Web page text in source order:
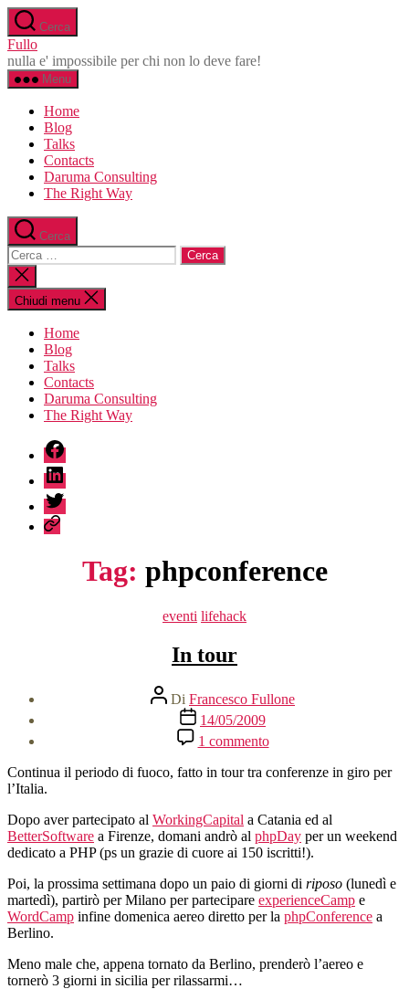
Salta
al
contenuto
Cerca
Fullo
nulla e' impossibile per chi non lo deve fare!
Menu
Home
Blog
Talks
Contacts
Daruma Consulting
The Right Way
Cerca
Cerca:
Chiudi
la
ricerca
Chiudi menu
Home
Blog
Talks
Contacts
Daruma Consulting
The Right Way
fb
linkedin
twitter
sessionize
Tag: phpconference
Categorie
eventi lifehack
In tour
Autore
articolo
Di Francesco Fullone
Data
dell'articolo
14/05/2009
1 commentosu
In
tour
Continua il periodo di fuoco, fatto in tour tra conferenze in giro per
l’Italia.
Dopo aver partecipato al WorkingCapital a Catania ed al
BetterSoftware a Firenze, domani andrò al phpDay per un weekend
dedicato a PHP (ps un grazie di cuore ai 150 iscritti!).
Poi, la prossima settimana dopo un paio di giorni di riposo (lunedì e
martedì), partirò per Milano per partecipare experienceCamp e
WordCamp infine domenica aereo diretto per la phpConference a
Berlino.
Meno male che, appena tornato da Berlino, prenderò l’aereo e
tornerò 3 giorni in sicilia per rilassarmi…